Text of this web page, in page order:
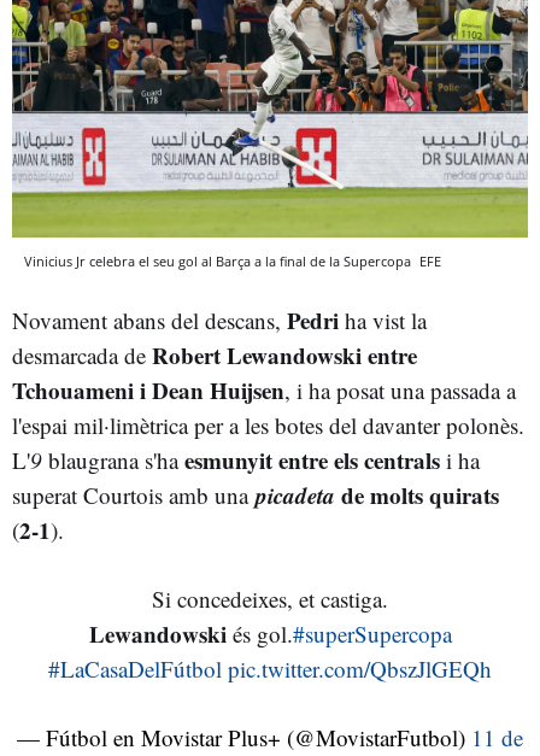
Vinicius Jr celebra el seu gol al Barça a la final de la Supercopa EFE
Novament abans del descans, Pedri ha vist la
desmarcada de Robert Lewandowski entre
Tchouameni i Dean Huijsen, i ha posat una passada a
l'espai mil·limètrica per a les botes del davanter polonès.
L'9 blaugrana s'haesmunyit entre els centrals i ha
superat Courtois amb una picadeta de molts quirats
(2-1).
Si concedeixes, et castiga.
𝐋𝐞𝐰𝐚𝐧𝐝𝐨𝐰𝐬𝐤𝐢 és gol.#superSupercopa
#LaCasaDelFútbol pic.twitter.com/QbszJlGEQh
— Fútbol en Movistar Plus+ (@MovistarFutbol) 11 de